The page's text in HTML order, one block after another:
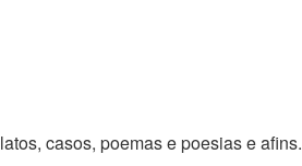
casos, poemas e poesias e afins.